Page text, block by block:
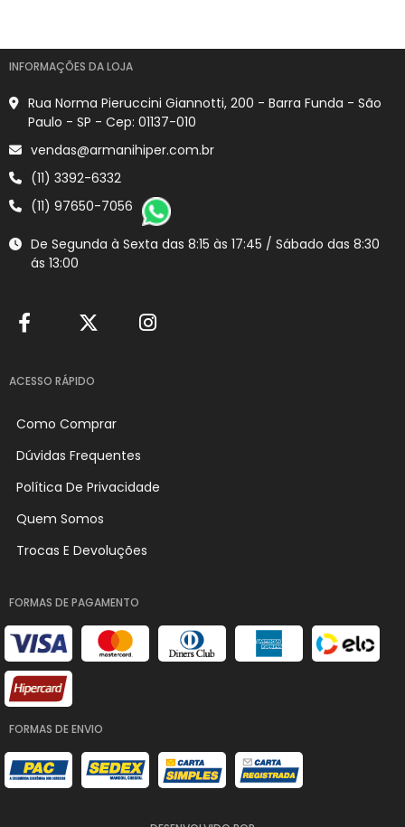
INFORMAÇÕES DA LOJA
Rua Norma Pieruccini Giannotti, 200 - Barra Funda - São
Paulo - SP - Cep: 01137-010
vendas@armanihiper.com.br
(11) 3392-6332
(11) 97650-7056
De Segunda à Sexta das 8:15 às 17:45 / Sábado das 8:30
ás 13:00
ACESSO RÁPIDO
Como Comprar
Dúvidas Frequentes
Política De Privacidade
Quem Somos
Trocas E Devoluções
FORMAS DE PAGAMENTO
FORMAS DE ENVIO